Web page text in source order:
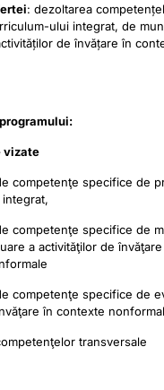
: dezoltarea
ului integrat, de
de învățare în
vizate
competenţe specifice de
competenţe specifice de
a activităţilor de
competenţe specifice de
în contexte
transversale